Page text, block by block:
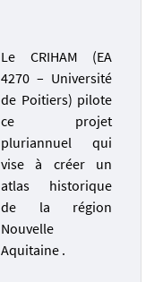
Le CRIHAM (EA
4270 – Université
de Poitiers) pilote
ce projet
pluriannuel qui
vise à créer un
atlas historique
de la région
Nouvelle
Aquitaine .